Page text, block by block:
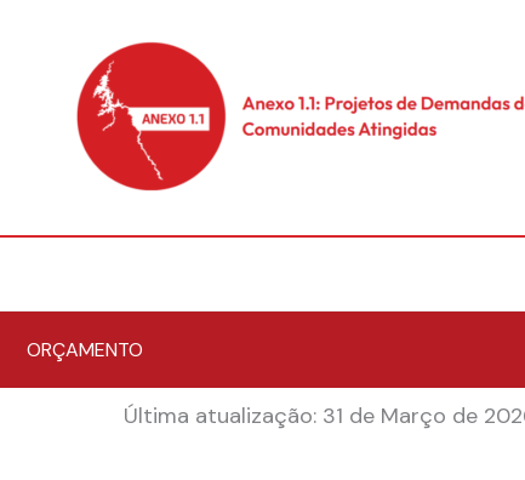
ORÇAMENTO
Última atualização: 31 de Março de